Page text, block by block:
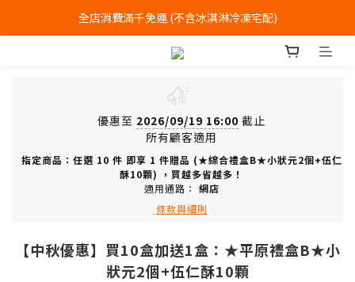
全店消費滿千免運 (不含冰淇淋冷凍宅配)
全店消費滿千免運 (不含冰淇淋冷凍宅配)
中式喜餅每消費滿一萬元，加贈2個一斤大餅
全店消費滿千免運 (不含冰淇淋冷凍宅配)
優惠至 2026/09/19 16:00 截止
所有顧客適用
指定商品：任選 10 件 即享 1 件贈品 (★綜合禮盒B★小狀元2個+伍仁
酥10顆) ，買越多省越多！
適用通路： 網店
條款與細則
【中秋優惠】買10盒加送1盒：★平原禮盒B★小
狀元2個+伍仁酥10顆